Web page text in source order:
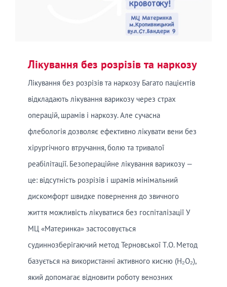
Лікування без розрізів та наркозу
Лікування без розрізів та наркозу Багато пацієнтів
відкладають лікування варикозу через страх
операцій, шрамів і наркозу. Але сучасна
флебологія дозволяє ефективно лікувати вени без
хірургічного втручання, болю та тривалої
реабілітації. Безопераційне лікування варикозу —
це: відсутність розрізів і шрамів мінімальний
дискомфорт швидке повернення до звичного
життя можливість лікуватися без госпіталізації У
МЦ «Материнка» застосовується
судиннозберігаючий метод Терновської Т.О. Метод
базується на використанні активного кисню (H₂O₂),
який допомагає відновити роботу венозних